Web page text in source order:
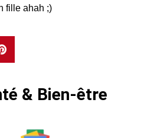
fille ahah ;)
& Bien-être